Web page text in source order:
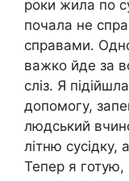
роки жила по
почала не
справами.
важко йде за
сліз. Я
допомогу,
людський
літню
Тепер я